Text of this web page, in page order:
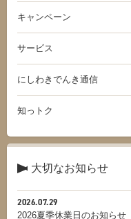
キャンペーン
サービス
にしわきでんき通信
知っトク
大切なお知らせ
2026.07.29
2026夏季休業日のお知らせ